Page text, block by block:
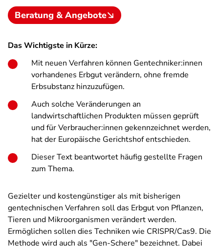
Beratung & Angebote
Das Wichtigste in Kürze:
Mit neuen Verfahren können Gentechniker:innen
vorhandenes Erbgut verändern, ohne fremde
Erbsubstanz hinzuzufügen.
Auch solche Veränderungen an
landwirtschaftlichen Produkten müssen geprüft
und für Verbraucher:innen gekennzeichnet werden,
hat der Europäische Gerichtshof entschieden.
Dieser Text beantwortet häufig gestellte Fragen
zum Thema.
Gezielter und kostengünstiger als mit bisherigen
gentechnischen Verfahren soll das Erbgut von Pflanzen,
Tieren und Mikroorganismen verändert werden.
Ermöglichen sollen dies Techniken wie CRISPR/Cas9. Die
Methode wird auch als "Gen-Schere" bezeichnet. Dabei